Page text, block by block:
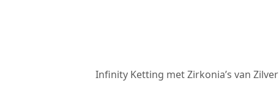
Infinity Ketting met Zirkonia’s van Zilver